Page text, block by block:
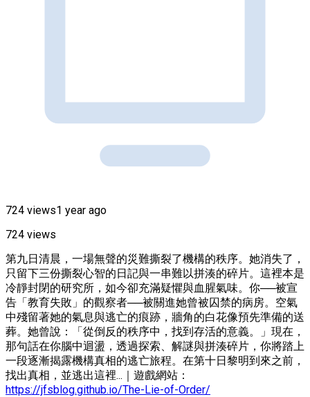
724 views1 year ago
724 views
第九日清晨，一場無聲的災難撕裂了機構的秩序。她消失了，
只留下三份撕裂心智的日記與一串難以拼湊的碎片。這裡本是
冷靜封閉的研究所，如今卻充滿疑懼與血腥氣味。你──被宣
告「教育失敗」的觀察者──被關進她曾被囚禁的病房。空氣
中殘留著她的氣息與逃亡的痕跡，牆角的白花像預先準備的送
葬。她曾說：「從倒反的秩序中，找到存活的意義。」現在，
那句話在你腦中迴盪，透過探索、解謎與拼湊碎片，你將踏上
一段逐漸揭露機構真相的逃亡旅程。在第十日黎明到來之前，
找出真相，並逃出這裡...｜遊戲網站：
https://jfsblog.github.io/The-Lie-of-Order/